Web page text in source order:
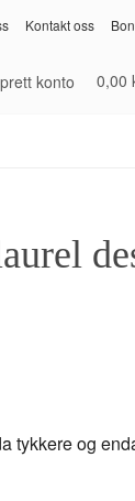
Kontakt oss
konto 0,00
tykkere og